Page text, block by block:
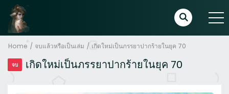
Home จบแล้วหรือเป็นเล่ม เกิดใหม่เป็นภรรยาปากร้ายในยุค 70
จบ เกิดใหม่เป็นภรรยาปากร้ายในยุค 70